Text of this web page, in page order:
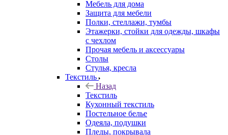
Мебель для дома
Защита для мебели
Полки, стеллажи, тумбы
Этажерки, стойки для одежды, шкафы
с чехлом
Прочая мебель и аксессуары
Столы
Стулья, кресла
Текстиль
Назад
Текстиль
Кухонный текстиль
Постельное белье
Одеяла, подушки
Пледы, покрывала